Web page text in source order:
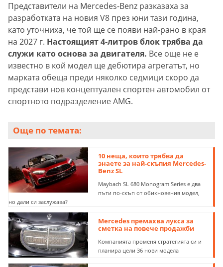
Представители на Mercedes-Benz разказаха за
разработката на новия V8 през юни тази година,
като уточниха, че той ще се появи най-рано в края
на 2027 г. Настоящият 4-литров блок трябва да
служи като основа за двигателя. Все още не е
известно в кой модел ще дебютира агрегатът, но
марката обеща преди няколко седмици скоро да
представи нов концептуален спортен автомобил от
спортното подразделение AMG.
Още по темата:
10 неща, които трябва да
знаете за най-скъпия Mercedes-
Benz SL
Maybach SL 680 Monogram Series e два
пъти по-скъп от обикновения модел,
но дали си заслужава?
Mercedes премахва лукса за
сметка на повече продажби
Компанията променя стратегията си и
планира цели 36 нови модела